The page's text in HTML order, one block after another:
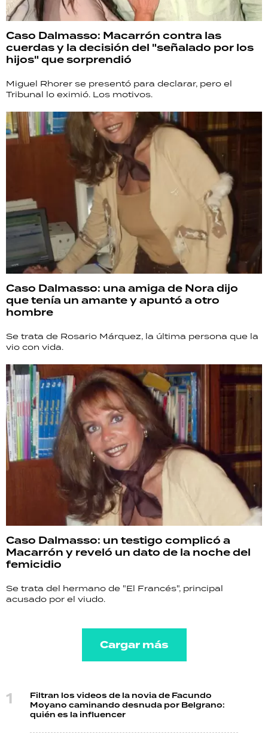
Caso Dalmasso: Macarrón contra las
cuerdas y la decisión del "señalado por los
hijos" que sorprendió
Miguel Rhorer se presentó para declarar, pero el
Tribunal lo eximió. Los motivos.
Caso Dalmasso: una amiga de Nora dijo
que tenía un amante y apuntó a otro
hombre
Se trata de Rosario Márquez, la última persona que la
vio con vida.
Caso Dalmasso: un testigo complicó a
Macarrón y reveló un dato de la noche del
femicidio
Se trata del hermano de "El Francés", principal
acusado por el viudo.
Cargar más
Filtran los videos de la novia de Facundo
Moyano caminando desnuda por Belgrano:
quién es la influencer